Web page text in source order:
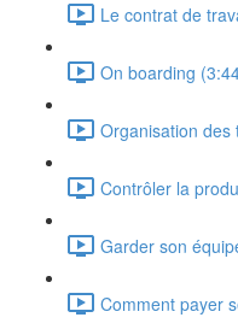
Le contrat de
On boarding
Organisation des
Contrôler la
Garder son
Comment payer